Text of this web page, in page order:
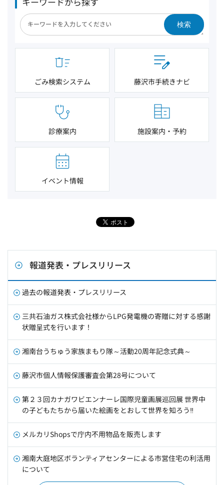
検索
ごみ検索システム 藤沢市手続きナビ
診療案内 施設案内・予約
イベント情報
報道発表・プレスリリース
過去の報道発表・プレスリリース
三共石油ガス株式会社様からLPG発電機の寄贈に対する感謝
状贈呈式を行います！
湘南台うちゅう家族まもり隊～活動20周年記念式典～
藤沢市個人情報保護審査会第28号について
第２３回カナガワビエンナーレ国際児童画展巡回展 世界中
の子どもたちから届いた絵画をとおして世界を知ろう‼
メルカリShopsで庁内不用物品を販売します
湘南大庭地区ボランティアセンターによる市営住宅の利活用
について